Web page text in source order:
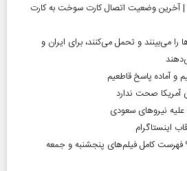
| آخرین وضعیت اتصال کارت سوخت به کارت
می‌بینند و تحمل می‌کنند، برای ایران و
آماده پاسخ قاطعیم
آمریکا صحت ندارد
نیروهای سعودی
اینستاگرام
فهرست کامل فیلم‌های پنجشنبه و جمعه